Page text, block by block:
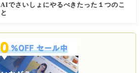
AIでさいしょにやるべきたった１つのこ
と